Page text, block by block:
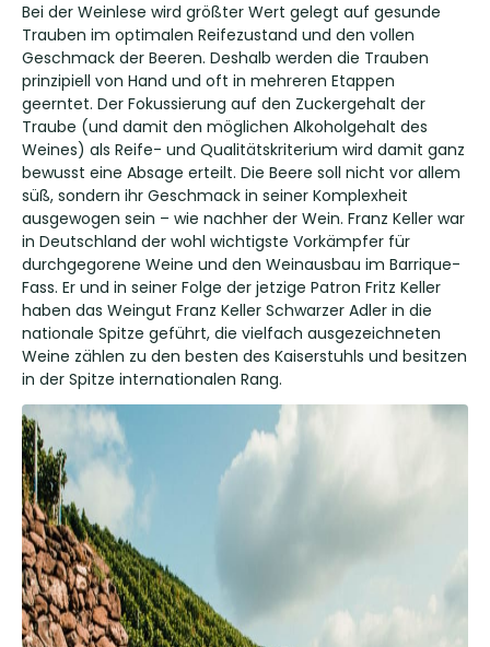
Bei der Weinlese wird größter Wert gelegt auf gesunde
Trauben im optimalen Reifezustand und den vollen
Geschmack der Beeren. Deshalb werden die Trauben
prinzipiell von Hand und oft in mehreren Etappen
geerntet. Der Fokussierung auf den Zuckergehalt der
Traube (und damit den möglichen Alkoholgehalt des
Weines) als Reife- und Qualitätskriterium wird damit ganz
bewusst eine Absage erteilt. Die Beere soll nicht vor allem
süß, sondern ihr Geschmack in seiner Komplexheit
ausgewogen sein – wie nachher der Wein. Franz Keller war
in Deutschland der wohl wichtigste Vorkämpfer für
durchgegorene Weine und den Weinausbau im Barrique-
Fass. Er und in seiner Folge der jetzige Patron Fritz Keller
haben das Weingut Franz Keller Schwarzer Adler in die
nationale Spitze geführt, die vielfach ausgezeichneten
Weine zählen zu den besten des Kaiserstuhls und besitzen
in der Spitze internationalen Rang.